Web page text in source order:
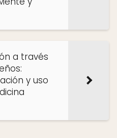
a través
y uso